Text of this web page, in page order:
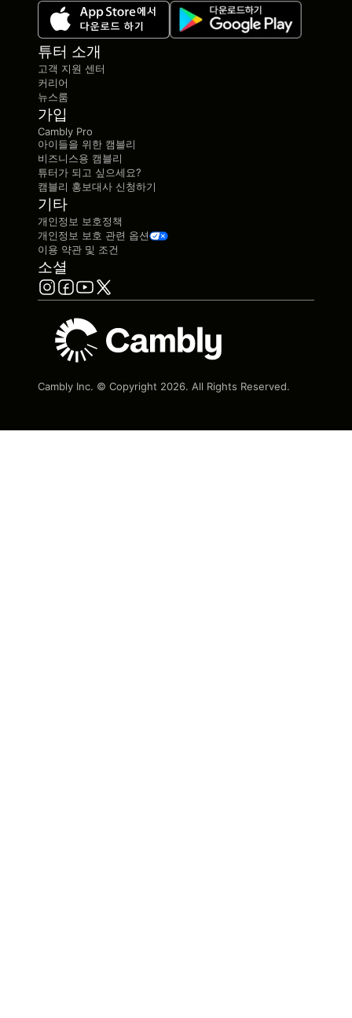
튜터 소개
고객 지원 센터
커리어
뉴스룸
가입
Cambly Pro
아이들을 위한 캠블리
비즈니스용 캠블리
튜터가 되고 싶으세요?
캠블리 홍보대사 신청하기
기타
개인정보 보호정책
개인정보 보호 관련 옵션
이용 약관 및 조건
소셜
Cambly Inc. © Copyright 2026. All Rights Reserved.